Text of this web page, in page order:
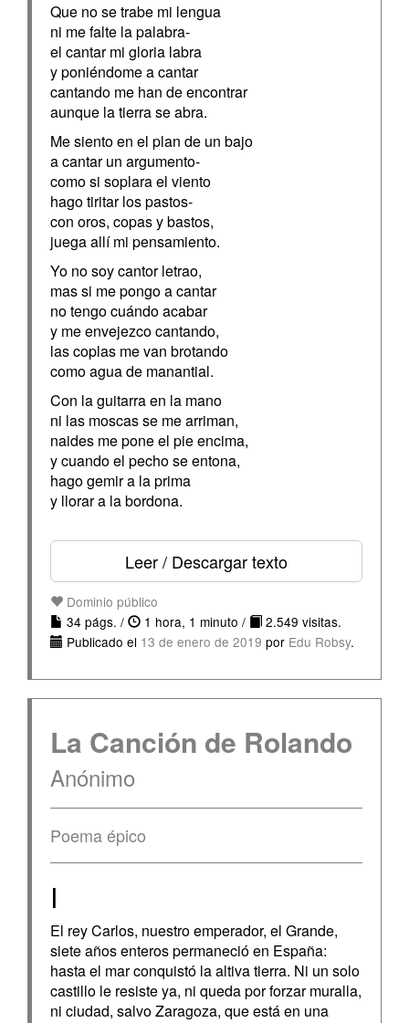
Que no se trabe mi lengua
ni me falte la palabra-
el cantar mi gloria labra
y poniéndome a cantar
cantando me han de encontrar
aunque la tierra se abra.
Me siento en el plan de un bajo
a cantar un argumento-
como si soplara el viento
hago tiritar los pastos-
con oros, copas y bastos,
juega allí mi pensamiento.
Yo no soy cantor letrao,
mas si me pongo a cantar
no tengo cuándo acabar
y me envejezco cantando,
las coplas me van brotando
como agua de manantial.
Con la guitarra en la mano
ni las moscas se me arriman,
naides me pone el pie encima,
y cuando el pecho se entona,
hago gemir a la prima
y llorar a la bordona.
Leer / Descargar texto
Dominio público
34 págs. /
1 hora, 1 minuto /
2.549 visitas.
Publicado el 13 de enero de 2019 por Edu Robsy.
La Canción de Rolando
Anónimo
Poema épico
I
El rey Carlos, nuestro emperador, el Grande,
siete años enteros permaneció en España:
hasta el mar conquistó la altiva tierra. Ni un solo
castillo le resiste ya, ni queda por forzar muralla,
ni ciudad, salvo Zaragoza, que está en una